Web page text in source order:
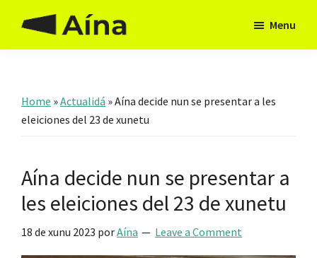
main
footer
Hai
Menu
Home »Actualidá »Aína decide nun se presentar a les
eleiciones del 23 de xunetu
Aína decide nun se presentar a
les eleiciones del 23 de xunetu
18 de xunu 2023 porAína Leave a Comment